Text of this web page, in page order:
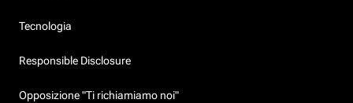
Tecnologia
Responsible Disclosure
Opposizione "Ti richiamiamo noi"